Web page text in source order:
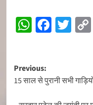
Continue
Reading
Post
navigation
Previous:
15 साल से पुरानी सभी